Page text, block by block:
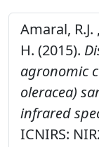
Amaral, R.J.
H. (2015).
agronomic
oleracea)
infrared
ICNIRS: